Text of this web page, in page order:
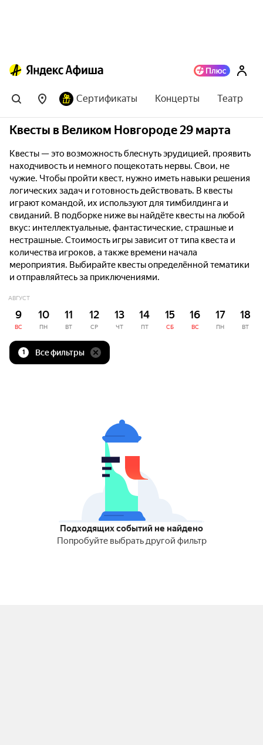
Сертификаты Концерты Театр
Квесты в Великом Новгороде 29 марта
Квесты — это возможность блеснуть эрудицией, проявить
находчивость и немного пощекотать нервы. Свои, не
чужие. Чтобы пройти квест, нужно иметь навыки решения
логических задач и готовность действовать. В квесты
играют командой, их используют для тимбилдинга и
свиданий. В подборке ниже вы найдёте квесты на любой
вкус: интеллектуальные, фантастические, страшные и
нестрашные. Стоимость игры зависит от типа квеста и
количества игроков, а также времени начала
мероприятия. Выбирайте квесты определённой тематики
и отправляйтесь за приключениями.
АВГУСТ
9
ВС
10
ПН
11
ВТ
12
СР
13
ЧТ
14
ПТ
15
СБ
16
ВС
17
ПН
18
ВТ
1 Все фильтры
Подходящих событий не найдено
Попробуйте выбрать другой фильтр